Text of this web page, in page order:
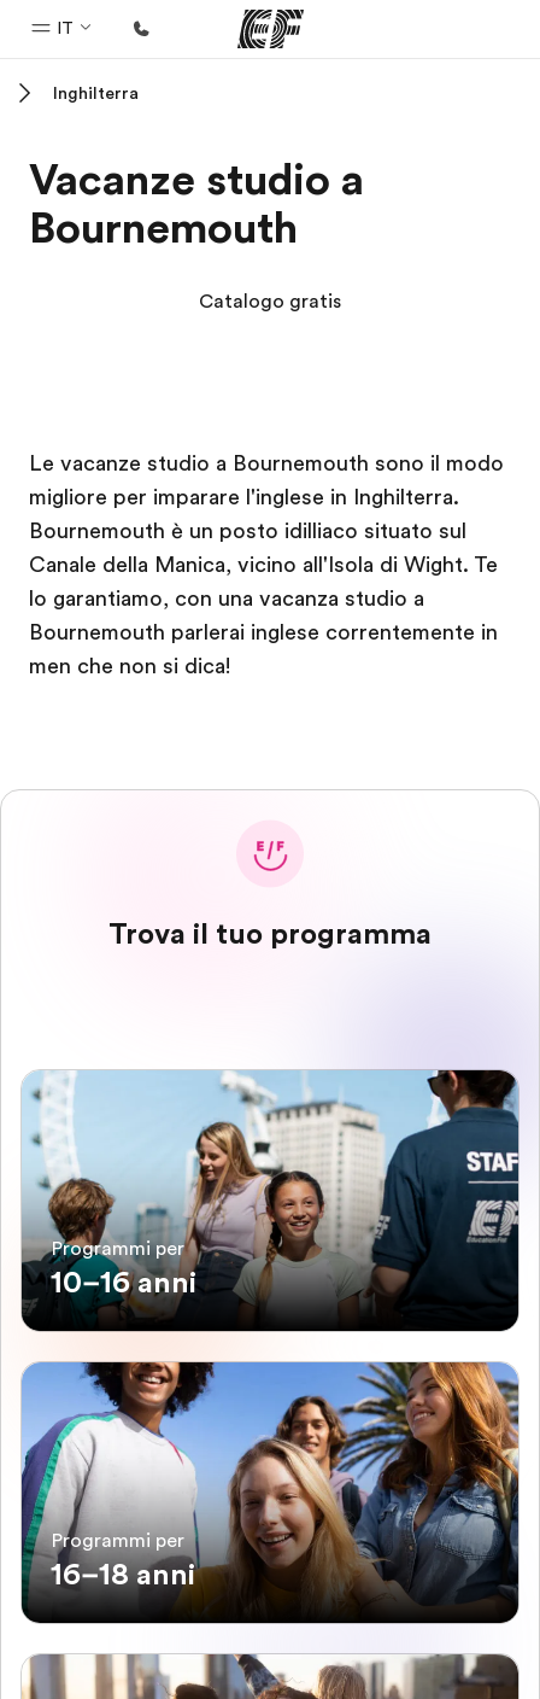
IT
Programmi
Vedi la nostra offerta
Carriera
Lavora con noi
Inghilterra
Vacanze studio a
Bournemouth
Catalogo gratis
Le vacanze studio a Bournemouth sono il modo
migliore per imparare l'inglese in Inghilterra.
Bournemouth è un posto idilliaco situato sul
Canale della Manica, vicino all'Isola di Wight. Te
lo garantiamo, con una vacanza studio a
Bournemouth parlerai inglese correntemente in
men che non si dica!
Trova il tuo programma
Programmi per
10–16 anni
Programmi per
16–18 anni